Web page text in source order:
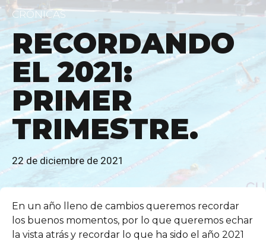
CRÓNICAS
RECORDANDO
EL 2021:
PRIMER
TRIMESTRE.
22 de diciembre de 2021
En un año lleno de cambios queremos recordar
los buenos momentos, por lo que queremos echar
la vista atrás y recordar lo que ha sido el año 2021